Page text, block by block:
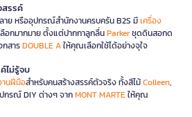
สรรค์
ย หรืออุปกรณ์สำนักงานครบครัน B2S มีเครื่อง
ลือกมากมาย ตั้งแต่ปากกาลูกลื่นParkerชุดดินสอกด
กสารDOUBLE Aให้คุณเลือกใช้ได้อย่างจุใจ
ไม่รู้จบ
านฝีมือสำหรับคนสร้างสรรค์ตัวจริง ทั้งสีไม้Colleen,
กรณ์ DIY ต่างๆ จากMONT MARTEให้คุณ